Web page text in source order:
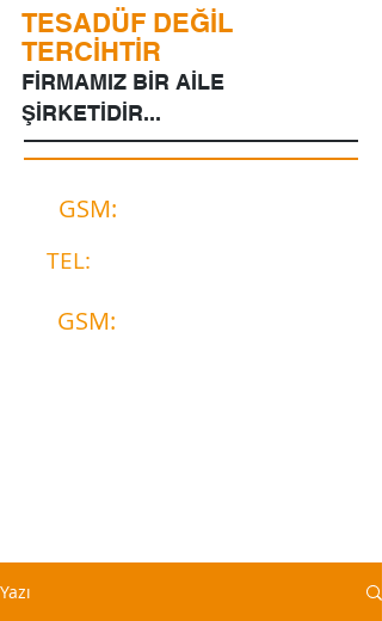
TESADÜF DEĞİL
TERCİHTİR
FİRMAMIZ BİR AİLE
ŞİRKETİDİR...
GSM:
TEL:
GSM:
Yazı